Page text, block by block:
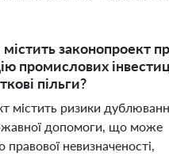
законопроект
промислових
пільги?
містить ризики
допомоги, що може
правової невизначеності,